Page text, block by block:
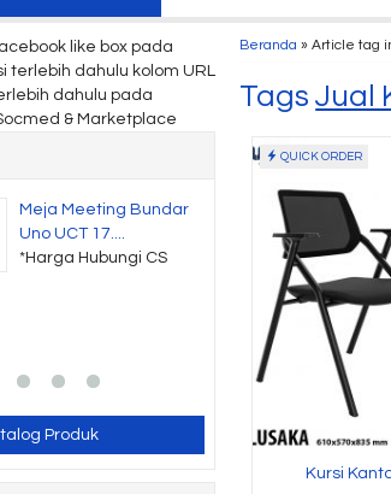
Beranda »Article tag
TagsJual
QUICK ORDER
Kursi
like box pada
terlebih dahulu kolom URL
dahulu pada
& Marketplace
Meja Meeting Bundar
Uno UCT 17....
*Harga Hubungi CS
Produk